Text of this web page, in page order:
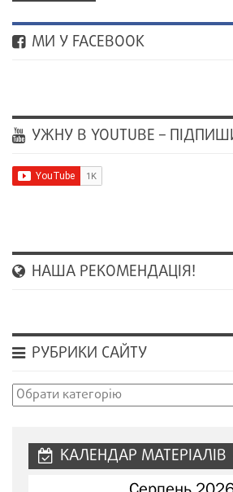
МИ У FACEBOOK
УЖНУ В YOUTUBE –
НАША РЕКОМЕНДАЦІЯ!
РУБРИКИ САЙТУ
Рубрики
КАЛЕНДАР МАТЕРІАЛІВ